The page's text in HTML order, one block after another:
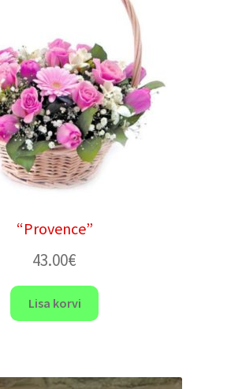
“Provence”
43.00€
Lisa korvi